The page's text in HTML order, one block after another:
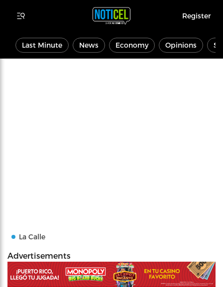
Register
Last Minute News Economy Opinions
La Calle
Advertisements